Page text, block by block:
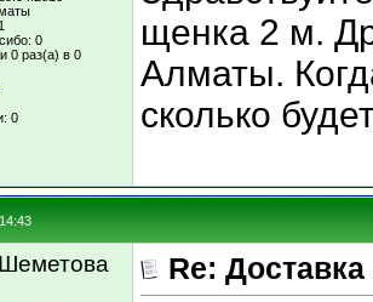
0
0 раз(а) в 0
0
щенка 2 м.
Алматы.
сколько
Re: